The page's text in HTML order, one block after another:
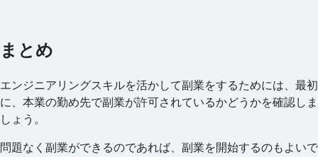
まとめ
エンジニアリングスキルを活かして副業をするためには、最初
に、本業の勤め先で副業が許可されているかどうかを確認しま
しょう。
問題なく副業ができるのであれば、副業を開始するのもよいで